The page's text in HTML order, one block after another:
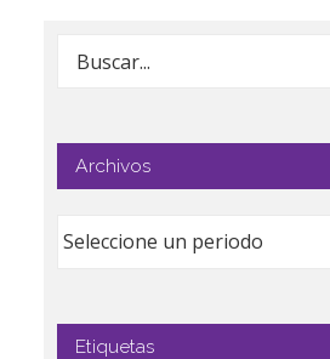
Buscar:
Archivos
Etiquetas